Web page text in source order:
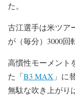
た。
古江選手は米ツア
が（毎分）3000回
高慣性モーメント
た「B3 MAX 」に
無駄な吹き上がり